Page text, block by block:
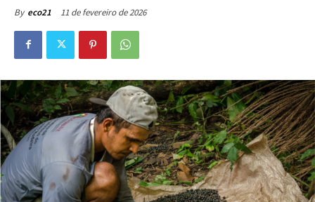
By eco21 11 de fevereiro de 2026